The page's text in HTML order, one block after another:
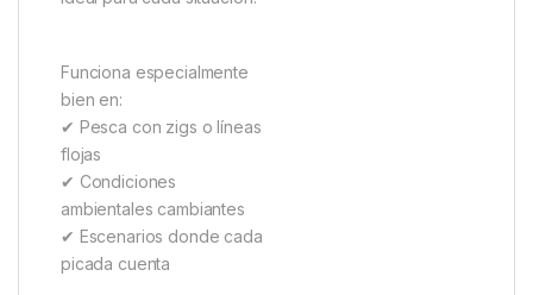
Funciona especialmente
bien en:
✔ Pesca con zigs o líneas
flojas
✔ Condiciones
ambientales cambiantes
✔ Escenarios donde cada
picada cuenta